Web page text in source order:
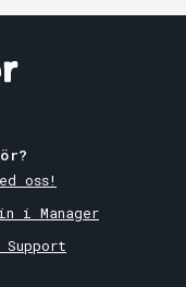
oss!
i Manager
Support